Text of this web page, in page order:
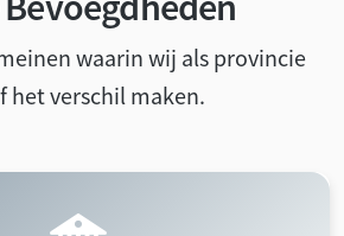
waarin wij als provincie
het verschil maken.